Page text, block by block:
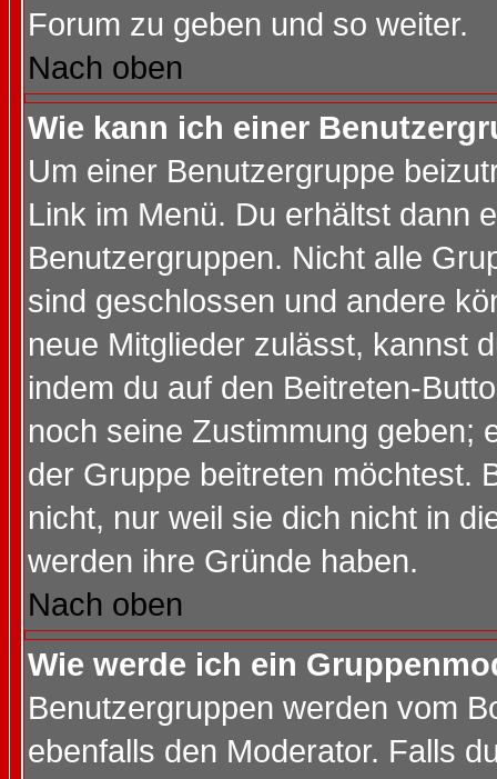
Forum zu geben und so weiter.
Nach oben
Wie kann ich einer
Um einer Benutzergruppe
Link im Menü. Du erhältst dann
Benutzergruppen. Nicht alle
sind geschlossen und andere
neue Mitglieder zulässt, kannst
indem du auf den Beitreten-
noch seine Zustimmung geben;
der Gruppe beitreten möchtest.
nicht, nur weil sie dich nicht in
werden ihre Gründe haben.
Nach oben
Wie werde ich ein
Benutzergruppen werden vom
ebenfalls den Moderator. Falls